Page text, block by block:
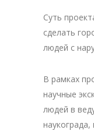
Суть
сделать
людей с
В рамках
научные
людей в